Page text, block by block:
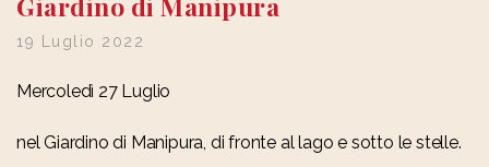
19 Luglio 2022
Mercoledì 27 Luglio
nel Giardino di Manipura, di fronte al lago e sotto le stelle.